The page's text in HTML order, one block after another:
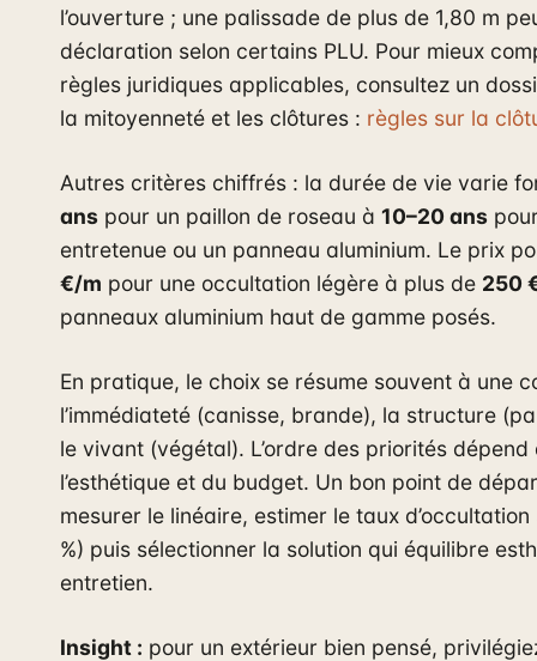
l’ouverture ; une palissade de plus de 1,80 m
déclaration selon certains PLU. Pour mieux
règles juridiques applicables, consultez un
la mitoyenneté et les clôtures : règles sur la
Autres critères chiffrés : la durée de vie varie
ans pour un paillon de roseau à 10–20 ans
entretenue ou un panneau aluminium. Le prix
€/m pour une occultation légère à plus de 250
panneaux aluminium haut de gamme posés.
En pratique, le choix se résume souvent à une
l’immédiateté (canisse, brande), la structure
le vivant (végétal). L’ordre des priorités
l’esthétique et du budget. Un bon point de
mesurer le linéaire, estimer le taux
%) puis sélectionner la solution qui équilibre
entretien.
Insight : pour un extérieur bien pensé,